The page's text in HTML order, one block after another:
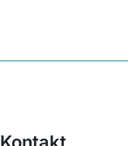
Kontakt